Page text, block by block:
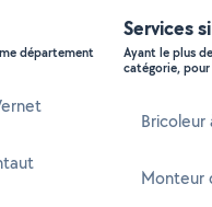
département
Services
Ayant le plus
catégorie,
Bricoleur
Monteur